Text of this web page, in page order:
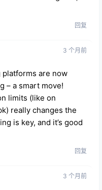
回复
3 个月前
platforms are now
– a smart move!
limits (like on
) really changes the
is key, and it’s good
回复
3 个月前